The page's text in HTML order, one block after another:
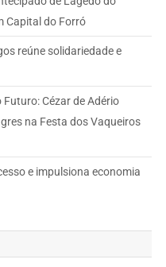
Capital do Forró
reúne solidariedade e
Cézar de Adério
na Festa dos Vaqueiros
e impulsiona economia